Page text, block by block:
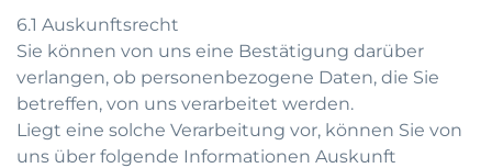
6.1 Auskunftsrecht
Sie können von uns eine Bestätigung darüber
verlangen, ob personenbezogene Daten, die Sie
betreffen, von uns verarbeitet werden.
Liegt eine solche Verarbeitung vor, können Sie von
uns über folgende Informationen Auskunft